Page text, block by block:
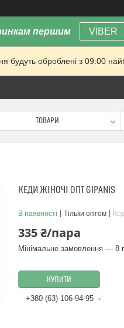
першим VIBER
оброблені з 09:00
ТОВАРИ
КЕДИ ЖІНОЧІ ОПТ GIPANIS
В наявності Тільки оптом
335 ₴/пара
Мінімальне замовлення — 8
КУПИТИ
+380 (63) 106-94-95